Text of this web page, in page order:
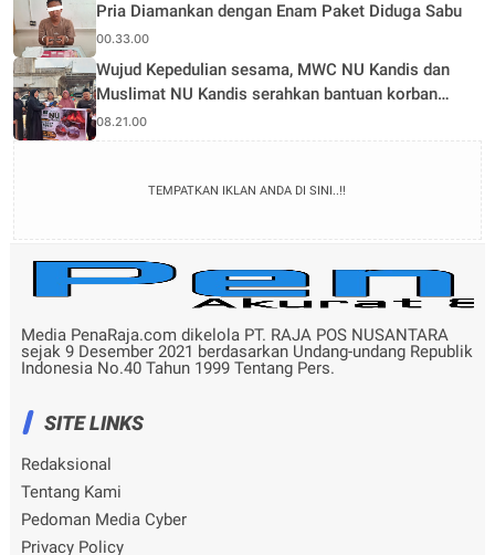
Pria Diamankan dengan Enam Paket Diduga Sabu
00.33.00
Wujud Kepedulian sesama, MWC NU Kandis dan
Muslimat NU Kandis serahkan bantuan korban
musibah kebakaran
08.21.00
TEMPATKAN IKLAN ANDA DI SINI..!!
Media PenaRaja.com dikelola PT. RAJA POS NUSANTARA
sejak 9 Desember 2021 berdasarkan Undang-undang Republik
Indonesia No.40 Tahun 1999 Tentang Pers.
SITE LINKS
Redaksional
Tentang Kami
Pedoman Media Cyber
Privacy Policy